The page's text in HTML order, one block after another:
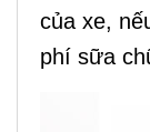
của xe,
phí sữa